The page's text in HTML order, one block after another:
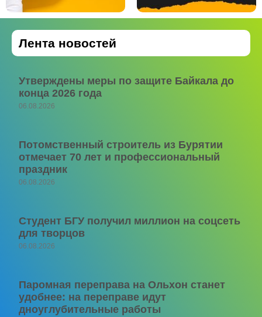
Лента новостей
Утверждены меры по защите Байкала до
конца 2026 года
06.08.2026
Потомственный строитель из Бурятии
отмечает 70 лет и профессиональный
праздник
06.08.2026
Студент БГУ получил миллион на соцсеть
для творцов
06.08.2026
Паромная переправа на Ольхон станет
удобнее: на переправе идут
дноуглубительные работы